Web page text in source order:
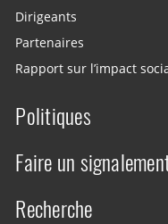
Dirigeants
Partenaires
Rapport sur l’impact
Politiques
Faire un
Recherche